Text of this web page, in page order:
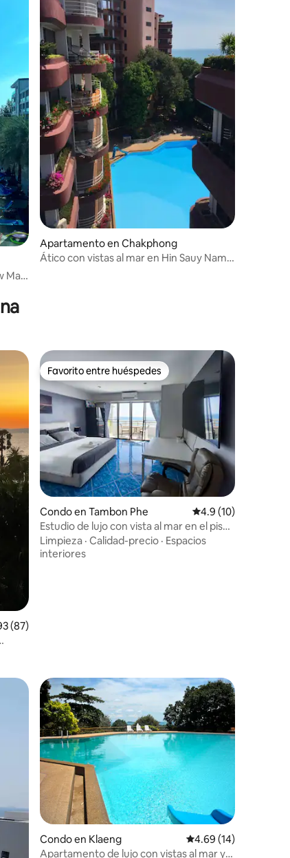
Mae
Apartamento en Chakphong
Ático con vistas al mar en Hin Sauy Nam
promedio: 4.93 de 5, 87 reseñas
(87)
Favorito entre huéspedes
Favorito entre huéspedes
Condo en Tambon Phe Calificación
4.9 (10)
Estudio de lujo con vista al mar en el piso
superior
Limpieza · Calidad-precio · Espacios
interiores
Condo en Klaeng Calificación
4.69 (14)
Apartamento de lujo con vistas al mar y